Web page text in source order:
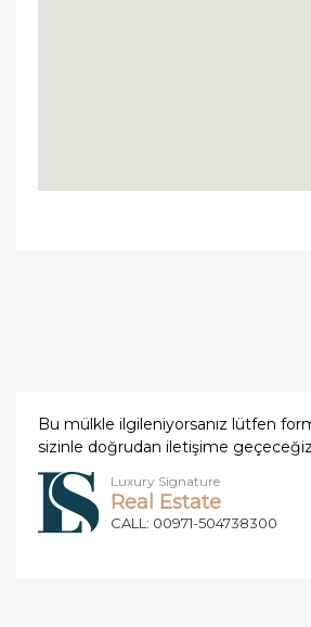
Bu mülkle ilgileniyorsanız lütfen
sizinle doğrudan iletişime geçeceğiz
Luxury Signature
Real Estate
CALL: 00971-504738300